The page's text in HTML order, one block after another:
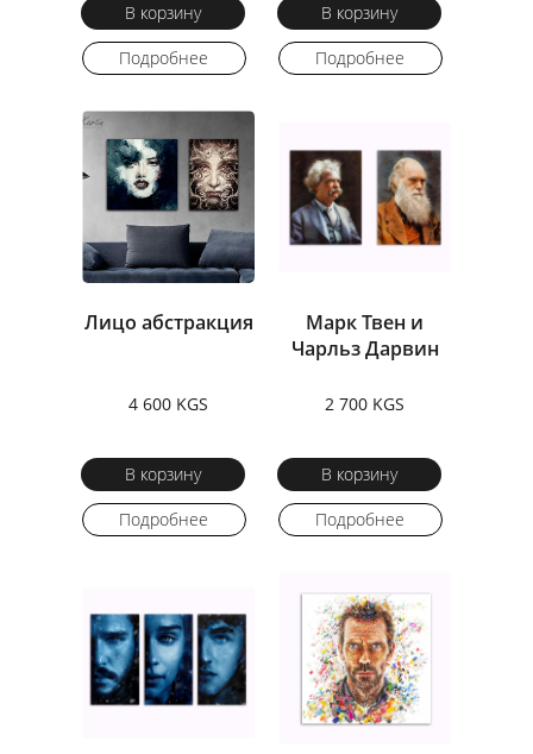
В корзину
Подробнее
В корзину
Подробнее
Лицо абстракция
4 600 KGS
В корзину
Подробнее
Марк Твен и
Чарльз Дарвин
2 700 KGS
В корзину
Подробнее